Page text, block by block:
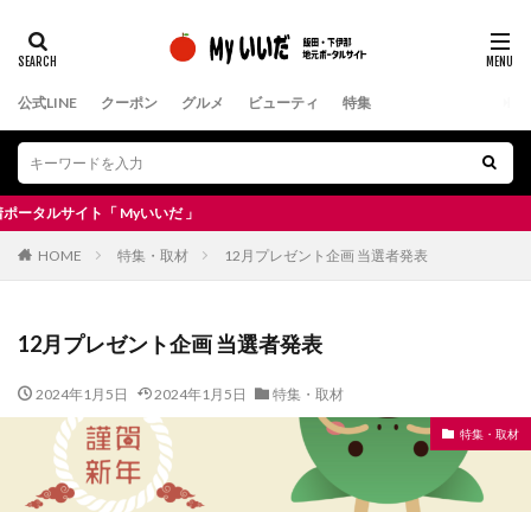
公式LINE クーポン グルメ ビューティ 特集
Myいいだ 」
HOME 特集・取材 12月プレゼント企画 当選者発表
12月プレゼント企画 当選者発表
2024年1月5日 2024年1月5日 特集・取材
特集・取材